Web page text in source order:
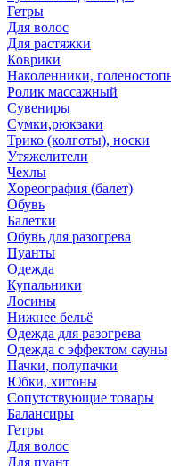
Гетры
Для волос
Для растяжки
Коврики
Наколенники,
Ролик массажный
Сувениры
Сумки,рюкзаки
Трико (колготы), носки
Утяжелители
Чехлы
Хореография (балет)
Обувь
Балетки
Обувь для разогрева
Пуанты
Одежда
Купальники
Лосины
Нижнее бельё
Одежда для разогрева
Одежда с эффектом сауны
Пачки, полупачки
Юбки, хитоны
Сопутствующие товары
Балансиры
Гетры
Для волос
Для пуант